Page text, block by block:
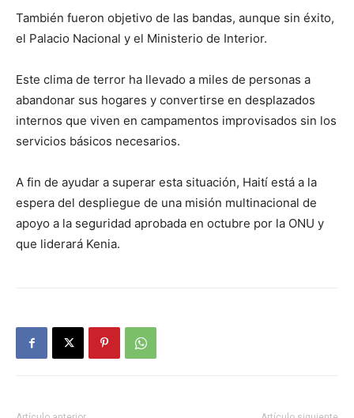
También fueron objetivo de las bandas, aunque sin éxito,
el Palacio Nacional y el Ministerio de Interior.
Este clima de terror ha llevado a miles de personas a
abandonar sus hogares y convertirse en desplazados
internos que viven en campamentos improvisados sin los
servicios básicos necesarios.
A fin de ayudar a superar esta situación, Haití está a la
espera del despliegue de una misión multinacional de
apoyo a la seguridad aprobada en octubre por la ONU y
que liderará Kenia.